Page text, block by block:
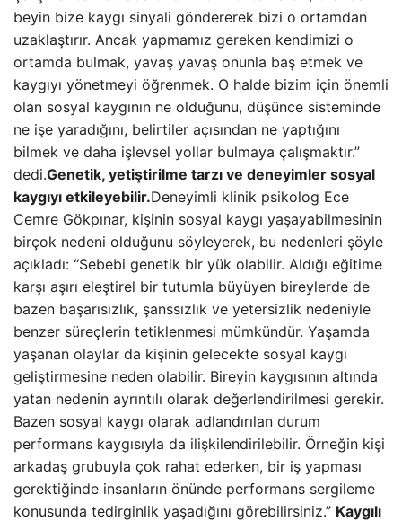
beyin bize kaygı sinyali göndererek bizi o ortamdan
uzaklaştırır. Ancak yapmamız gereken kendimizi o
ortamda bulmak, yavaş yavaş onunla baş etmek ve
kaygıyı yönetmeyi öğrenmek. O halde bizim için önemli
olan sosyal kaygının ne olduğunu, düşünce sisteminde
ne işe yaradığını, belirtiler açısından ne yaptığını
bilmek ve daha işlevsel yollar bulmaya çalışmaktır.”
dedi.Genetik, yetiştirilme tarzı ve deneyimler sosyal
kaygıyı etkileyebilir.Deneyimli klinik psikolog Ece
Cemre Gökpınar, kişinin sosyal kaygı yaşayabilmesinin
birçok nedeni olduğunu söyleyerek, bu nedenleri şöyle
açıkladı: “Sebebi genetik bir yük olabilir. Aldığı eğitime
karşı aşırı eleştirel bir tutumla büyüyen bireylerde de
bazen başarısızlık, şanssızlık ve yetersizlik nedeniyle
benzer süreçlerin tetiklenmesi mümkündür. Yaşamda
yaşanan olaylar da kişinin gelecekte sosyal kaygı
geliştirmesine neden olabilir. Bireyin kaygısının altında
yatan nedenin ayrıntılı olarak değerlendirilmesi gerekir.
Bazen sosyal kaygı olarak adlandırılan durum
performans kaygısıyla da ilişkilendirilebilir. Örneğin kişi
arkadaş grubuyla çok rahat ederken, bir iş yapması
gerektiğinde insanların önünde performans sergileme
konusunda tedirginlik yaşadığını görebilirsiniz.” Kaygılı